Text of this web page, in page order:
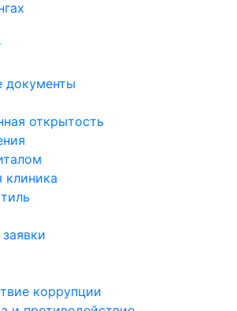
документы
открытость
коррупции